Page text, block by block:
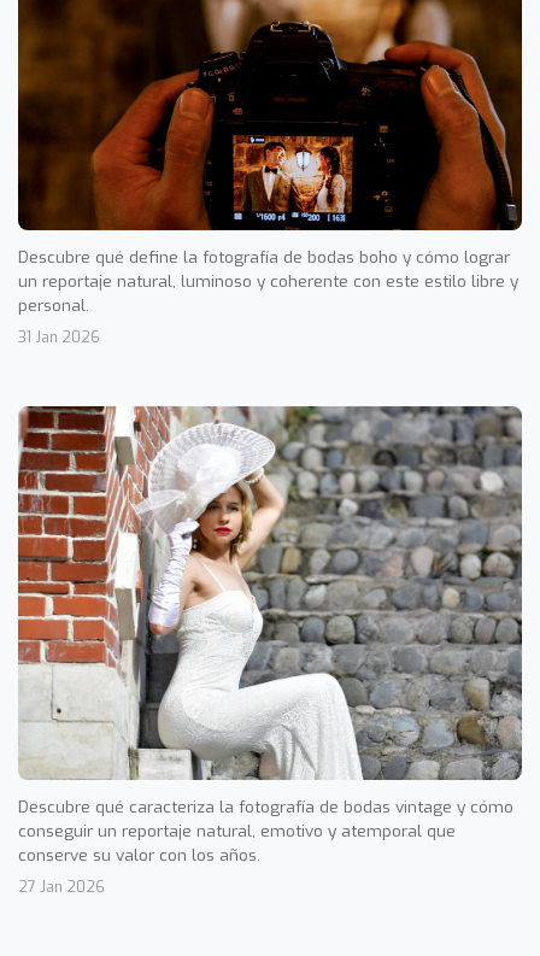
Descubre qué define la fotografía de bodas boho y cómo lograr
un reportaje natural, luminoso y coherente con este estilo libre y
personal.
31 Jan 2026
Descubre qué caracteriza la fotografía de bodas vintage y cómo
conseguir un reportaje natural, emotivo y atemporal que
conserve su valor con los años.
27 Jan 2026